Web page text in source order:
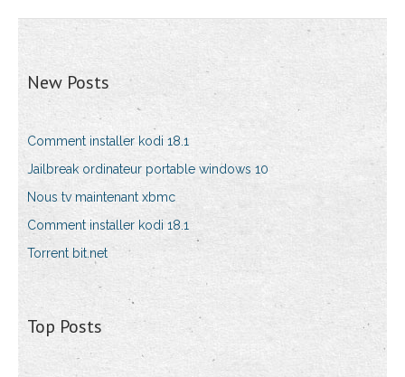
New Posts
Comment installer kodi 18.1
Jailbreak ordinateur portable windows 10
Nous tv maintenant xbmc
Comment installer kodi 18.1
Torrent bit.net
Top Posts